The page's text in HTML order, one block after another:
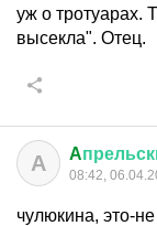
уж о тротуарах.
высекла". Отец.
A A
08:42,
чулюкина, это-не